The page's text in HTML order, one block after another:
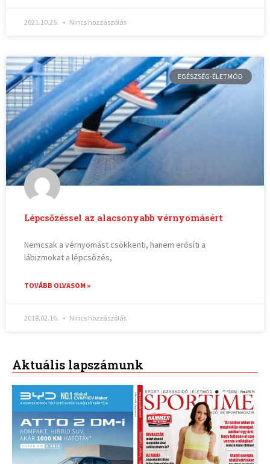
2021.10.25. Nincs hozzászólás
EGÉSZSÉG-ÉLETMÓD
Lépcsőzéssel az alacsonyabb vérnyomásért
Nemcsak a vérnyomást csökkenti, hanem erősíti a
lábizmokat a lépcsőzés,
TOVÁBB OLVASOM »
2018.02.16. Nincs hozzászólás
Aktuális lapszámunk